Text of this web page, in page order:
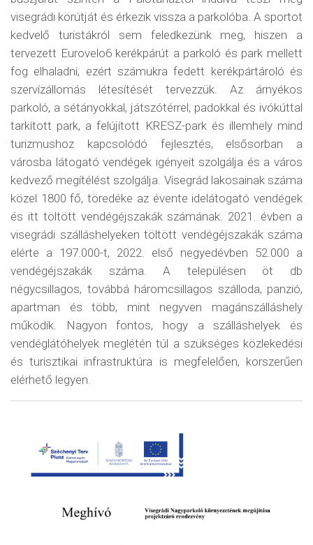
visegrádi körútját és érkezik vissza a parkolóba. A sportot
kedvelő turistákról sem feledkezünk meg, hiszen a
tervezett Eurovelo6 kerékpárút a parkoló és park mellett
fog elhaladni, ezért számukra fedett kerékpártároló és
szervízállomás létesítését tervezzük. Az árnyékos
parkoló, a sétányokkal, játszótérrel, padokkal és ivókúttal
tarkított park, a felújított KRESZ-park és illemhely mind
turizmushoz kapcsolódó fejlesztés, elsősorban a
városba látogató vendégek igényeit szolgálja és a város
kedvező megítélést szolgálja. Visegrád lakosainak száma
közel 1800 fő, töredéke az évente idelátogató vendégek
és itt töltött vendégéjszakák számának. 2021. évben a
visegrádi szálláshelyeken töltött vendégéjszakák száma
elérte a 197.000-t, 2022. első negyedévben 52.000 a
vendégéjszakák száma. A településen öt db
négycsillagos, továbbá háromcsillagos szálloda, panzió,
apartman és több, mint negyven magánszálláshely
működik. Nagyon fontos, hogy a szálláshelyek és
vendéglátóhelyek meglétén túl a szükséges közlekedési
és turisztikai infrastruktúra is megfelelően, korszerűen
elérhető legyen.